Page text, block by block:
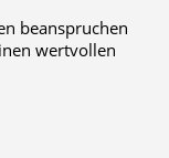
beanspruchen
wertvollen